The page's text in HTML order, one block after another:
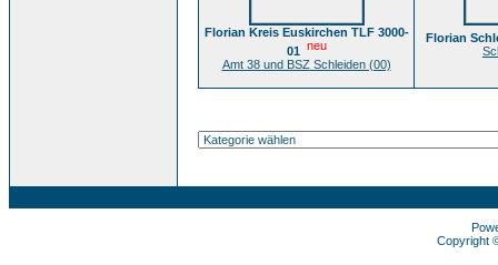
Florian Kreis Euskirchen TLF 3000-
01 neu
Amt 38 und BSZ Schleiden (00)
Florian
Copyright